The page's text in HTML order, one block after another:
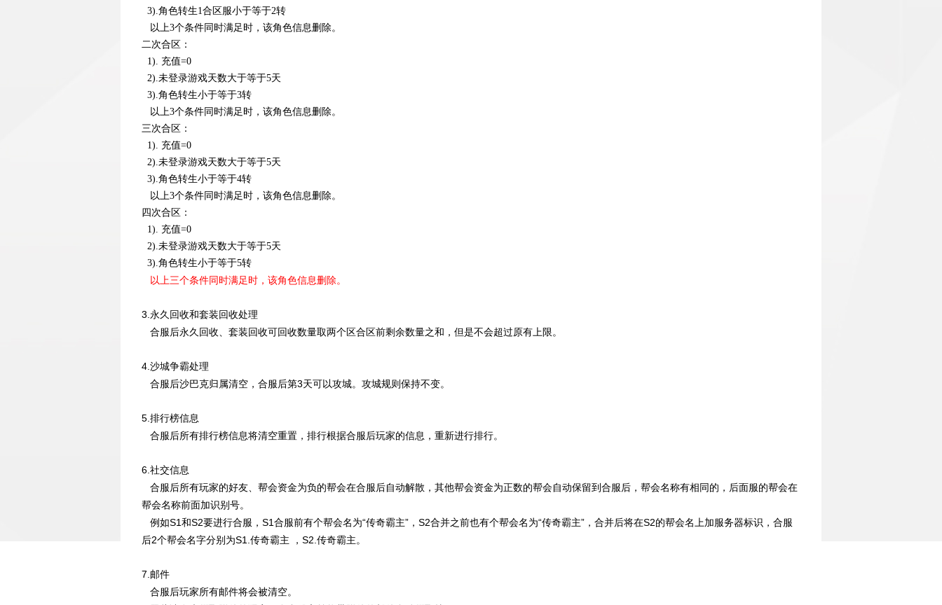
3).角色转生1合区服小于等于2转
以上3个条件同时满足时，该角色信息删除。
二次合区：
1). 充值=0
2).未登录游戏天数大于等于5天
3).角色转生小于等于3转
以上3个条件同时满足时，该角色信息删除。
三次合区：
1). 充值=0
2).未登录游戏天数大于等于5天
3).角色转生小于等于4转
以上3个条件同时满足时，该角色信息删除。
四次合区：
1). 充值=0
2).未登录游戏天数大于等于5天
3).角色转生小于等于5转
以上三个条件同时满足时，该角色信息删除。
3.永久回收和套装回收处理
合服后永久回收、套装回收可回收数量取两个区合区前剩余数量之和，但是不会超过原有上限。
4.沙城争霸处理
合服后沙巴克归属清空，合服后第3天可以攻城。攻城规则保持不变。
5.排行榜信息
合服后所有排行榜信息将清空重置，排行根据合服后玩家的信息，重新进行排行。
6.社交信息
合服后所有玩家的好友、帮会资金为负的帮会在合服后自动解散，其他帮会资金为正数的帮会自动保留到合服后，帮会名称有相同的，后面服的帮会在
帮会名称前面加识别号。
例如S1和S2要进行合服，S1合服前有个帮会名为“传奇霸主”，S2合并之前也有个帮会名为“传奇霸主”，合并后将在S2的帮会名上加服务器标识，合服
后2个帮会名字分别为S1.传奇霸主 ，S2.传奇霸主。
7.邮件
合服后玩家所有邮件将会被清空。